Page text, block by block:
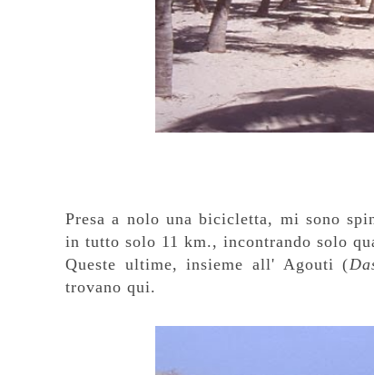
Presa a nolo una bicicletta, mi sono
in tutto solo 11 km., incontrando solo
Queste ultime, insieme all' Agouti (
trovano qui.